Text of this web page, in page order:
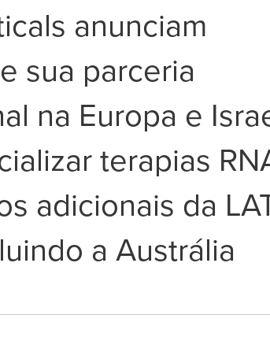
anunciam
sua parceria
na Europa e
terapias
adicionais da
a Austrália